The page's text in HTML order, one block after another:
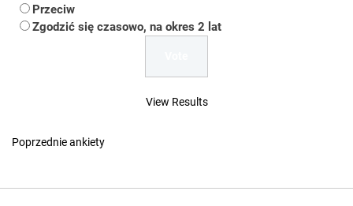
Przeciw
Zgodzić się czasowo, na okres 2 lat
View Results
Poprzednie ankiety